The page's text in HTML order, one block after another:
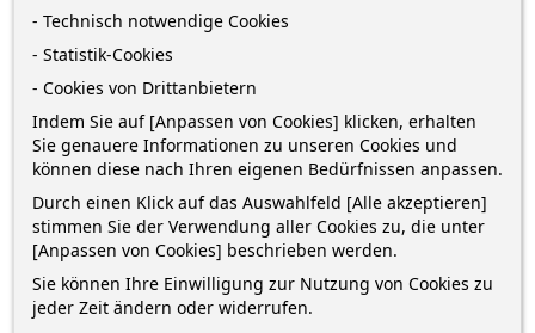
IN DEN WARENKORB
 Auf Lager
BESCHREIBUNG
- Technisch notwendige Cookies
- Statistik-Cookies
- Cookies von Drittanbietern
Indem Sie auf [Anpassen von Cookies] klicken, erhalten
Sie genauere Informationen zu unseren Cookies und
können diese nach Ihren eigenen Bedürfnissen anpassen.
Durch einen Klick auf das Auswahlfeld [Alle akzeptieren]
stimmen Sie der Verwendung aller Cookies zu, die unter
[Anpassen von Cookies] beschrieben werden.
Sie können Ihre Einwilligung zur Nutzung von Cookies zu
jeder Zeit ändern oder widerrufen.